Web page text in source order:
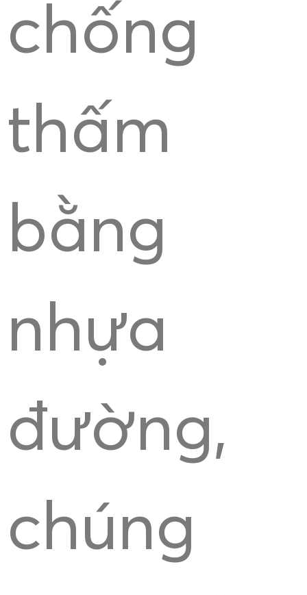
chống
thấm
bằng
nhựa
đường,
chúng